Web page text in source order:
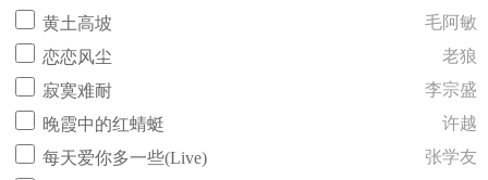
黄土高坡
毛阿敏
恋恋风尘
老狼
寂寞难耐
李宗盛
晚霞中的红蜻蜓
许越
每天爱你多一些(Live)
张学友